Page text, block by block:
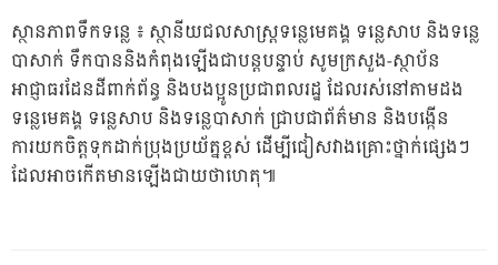
ស្ថានភាពទឹកទន្លេ ៖​ ស្ថានីយជលសាស្ត្រទន្លេមេគង្គ ទន្លេសាប និង​ទន្លេ
បាសាក់ ទឹកបាននិងកំពុងឡើងជាបន្តបន្ទាប់ សូមក្រសួង-ស្ថាប័ន
អាជ្ញាធរដែនដីពាក់ព័ន្ធ និងបងប្អូនប្រជាពលរដ្ឋ ដែលរស់នៅតាមដង
ទន្លេមេគង្គ ទន្លេសាប និងទន្លេបាសាក់ ជ្រាបជាព័ត៌មាន និងបង្កើន
ការយកចិត្តទុកដាក់ប្រុងប្រយ័ត្នខ្ពស់ ដើម្បីជៀសវាងគ្រោះថ្នាក់ផ្សេងៗ
ដែលអាចកើតមានឡើងជាយថាហេតុ៕